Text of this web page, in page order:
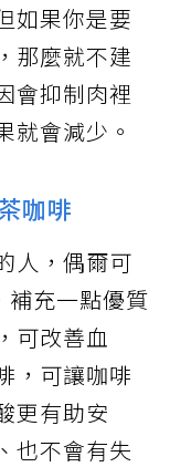
如果你是要
那麼就不建
會抑制肉裡
就會減少。
咖啡
人，偶爾可
補充一點優質
可改善血
，可讓咖啡
更有助安
也不會有失